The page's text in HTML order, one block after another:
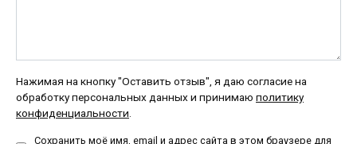
Нажимая на кнопку "Оставить отзыв", я даю согласие на
обработку персональных данных и принимаю политику
конфиденциальности
Сохранить моё имя, email и адрес сайта в этом браузере для